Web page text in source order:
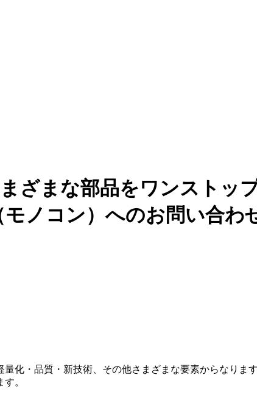
ざまな部品をワンストッ
ノコン）へのお問い合わ
化・品質・新技術、その他さまざまな要素からなりま
。